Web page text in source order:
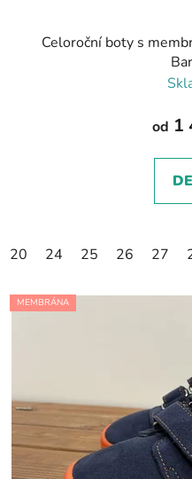
Celoroční boty s
od 1
20 24 25 26 27
MEMBRÁNA